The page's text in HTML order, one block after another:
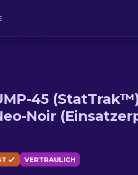
45
Noir
VERTRAULICH